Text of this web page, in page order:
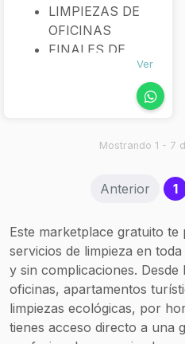
LIMPIEZAS DE
OFICINAS
FINALES DE
VACACIONALES
VECINOS Y
LIMPIEZA DE
CENTROS
COMERCIALES
Ver
Mostrando 1 - 7
Anterior 1
Este marketplace gratuito
servicios de limpieza en
y sin complicaciones. Desde
oficinas, apartamentos
limpiezas ecológicas, por
tienes acceso directo a una